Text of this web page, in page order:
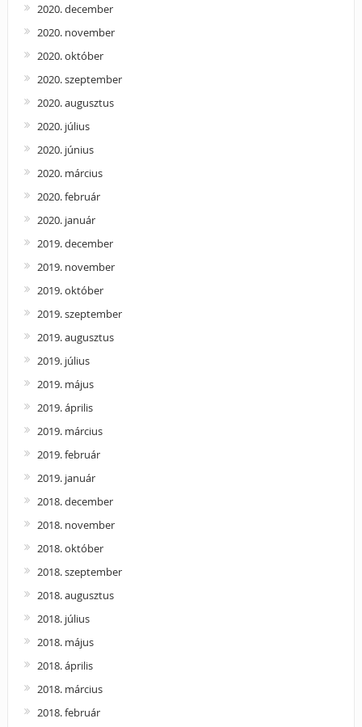
2020. december
2020. november
2020. október
2020. szeptember
2020. augusztus
2020. július
2020. június
2020. március
2020. február
2020. január
2019. december
2019. november
2019. október
2019. szeptember
2019. augusztus
2019. július
2019. május
2019. április
2019. március
2019. február
2019. január
2018. december
2018. november
2018. október
2018. szeptember
2018. augusztus
2018. július
2018. május
2018. április
2018. március
2018. február